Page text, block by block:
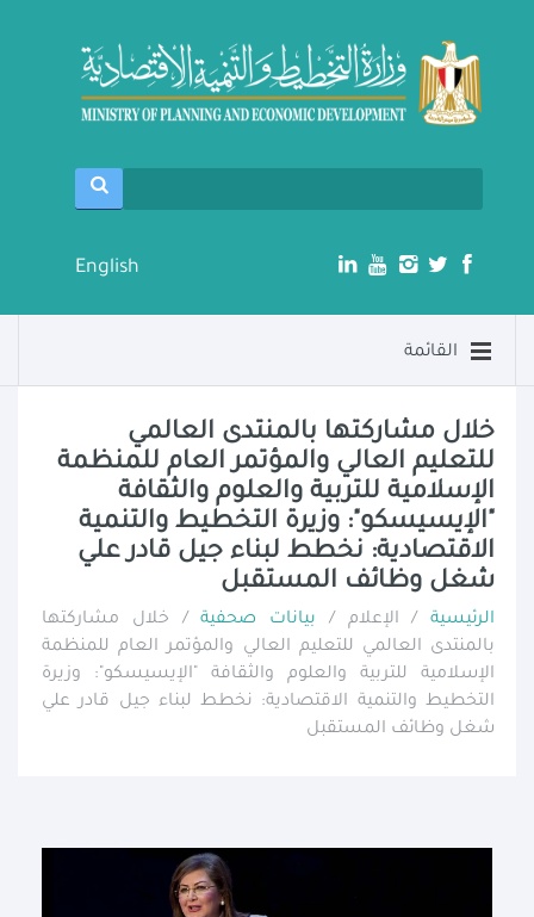
English
القائمة
خلال مشاركتها بالمنتدى العالمي
للتعليم العالي والمؤتمر العام للمنظمة
الإسلامية للتربية والعلوم والثقافة
"الإيسيسكو": وزيرة التخطيط والتنمية
الاقتصادية: نخطط لبناء جيل قادر علي
شغل وظائف المستقبل
الرئيسية / الإعلام / بيانات صحفية/ خلال مشاركتها
بالمنتدى العالمي للتعليم العالي والمؤتمر العام للمنظمة
الإسلامية للتربية والعلوم والثقافة "الإيسيسكو": وزيرة
التخطيط والتنمية الاقتصادية: نخطط لبناء جيل قادر علي
شغل وظائف المستقبل